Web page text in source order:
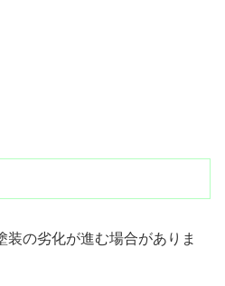
装の劣化が進む場合がありま